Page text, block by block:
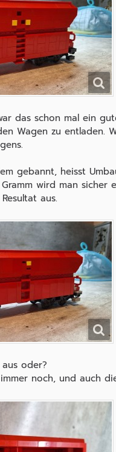
das schon mal ein
Wagen zu
gebannt, heisst
wird man sicher
aus.
oder?
noch, und auch